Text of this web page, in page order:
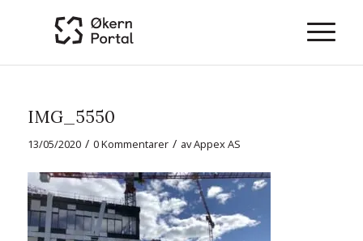
IMG_5550
13/05/2020 / 0 Kommentarer / avAppex AS